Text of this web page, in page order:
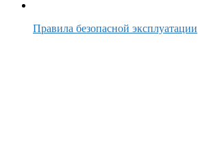
Правила безопасной эксплуатации